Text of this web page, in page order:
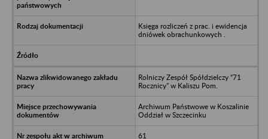
Księga rozliczeń z prac. i ewidencja
dniówek obrachunkowych .
Rolniczy Zespół Spółdzielczy “71
Rocznicy” w Kaliszu Pom.
Archiwum Państwowe w Koszalinie
Oddział w Szczecinku
61